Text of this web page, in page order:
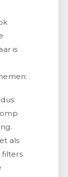
is
als
filters